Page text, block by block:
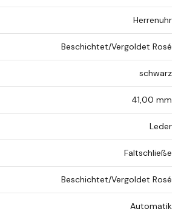
Herrenuhr
Beschichtet/Vergoldet Rosé
schwarz
41,00 mm
Leder
Faltschließe
Beschichtet/Vergoldet Rosé
Automatik